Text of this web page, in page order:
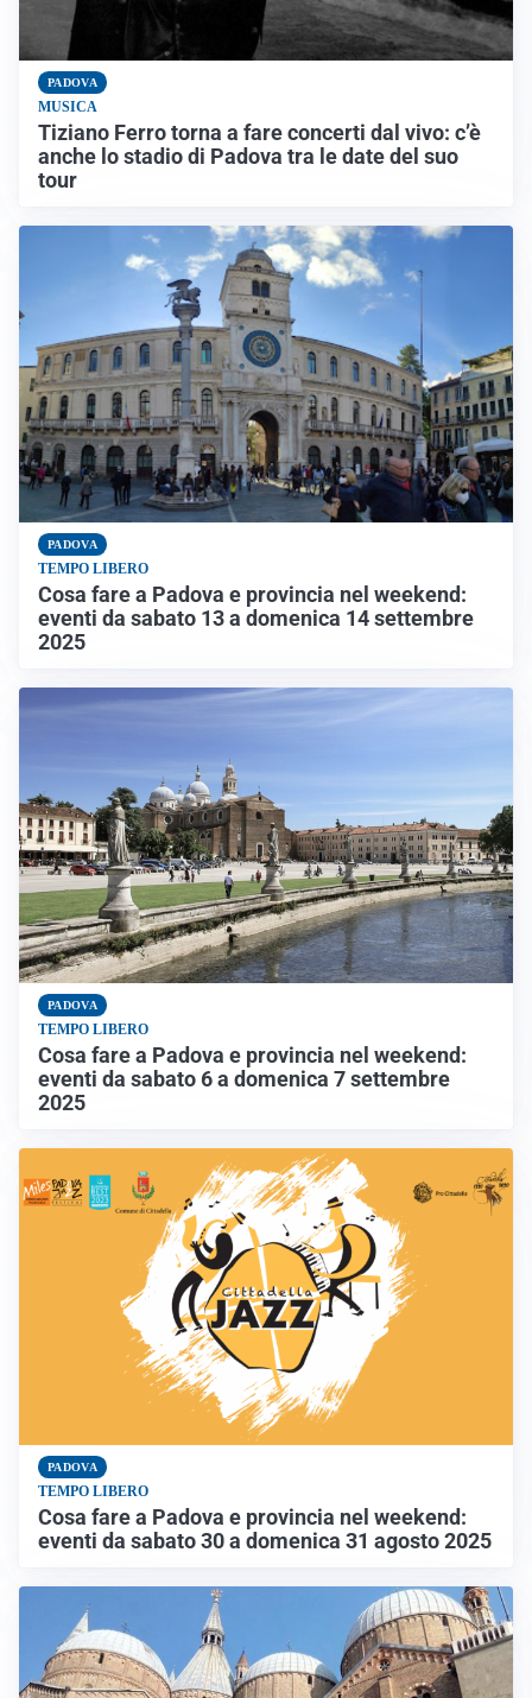
PADOVA
MUSICA
Tiziano Ferro torna a fare concerti dal vivo: c’è
anche lo stadio di Padova tra le date del suo
tour
PADOVA
TEMPO LIBERO
Cosa fare a Padova e provincia nel weekend:
eventi da sabato 13 a domenica 14 settembre
2025
PADOVA
TEMPO LIBERO
Cosa fare a Padova e provincia nel weekend:
eventi da sabato 6 a domenica 7 settembre
2025
PADOVA
TEMPO LIBERO
Cosa fare a Padova e provincia nel weekend:
eventi da sabato 30 a domenica 31 agosto 2025